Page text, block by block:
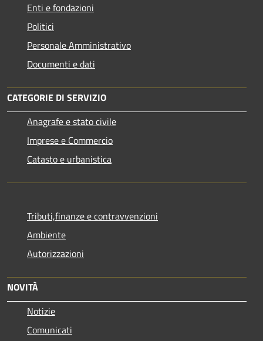
Enti e fondazioni
Politici
Personale Amministrativo
Documenti e dati
CATEGORIE DI SERVIZIO
Anagrafe e stato civile
Imprese e Commercio
Catasto e urbanistica
Tributi,finanze e contravvenzioni
Ambiente
Autorizzazioni
NOVITÀ
Notizie
Comunicati